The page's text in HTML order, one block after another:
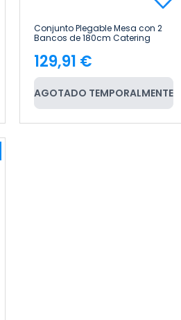
Conjunto Plegable Mesa con 2
Bancos de 180cm Catering
Precio
129,91 €
AGOTADO TEMPORALMENTE